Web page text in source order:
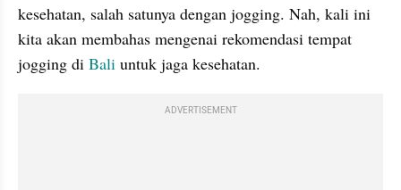
kesehatan, salah satunya dengan jogging. Nah, kali ini
kita akan membahas mengenai rekomendasi tempat
jogging di Bali untuk jaga kesehatan.
ADVERTISEMENT